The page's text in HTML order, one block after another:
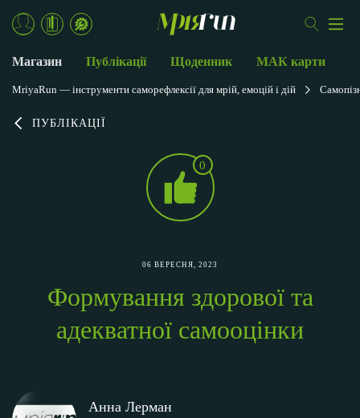
ПУБЛІКАЦІЇ
0
06 ВЕРЕСНЯ, 2023
Формування здорової та
адекватної самооцінки
Анна Лерман
Магазин Публікації Щоденник МАК карти
MriyaRun — інструменти саморефлексії для мрій, емоцій і дій